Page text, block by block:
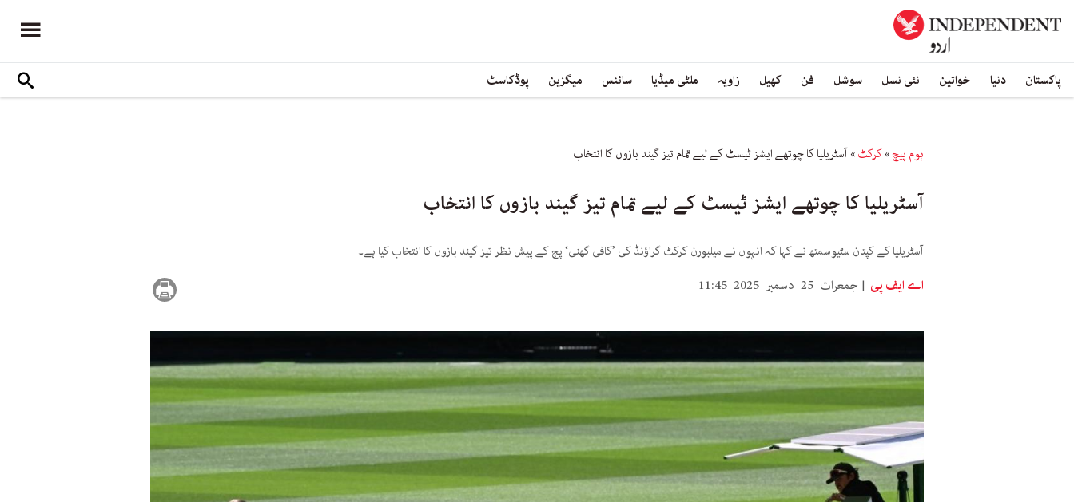
پاکستان دنیا خواتین نئی نسل سوشل فن کھیل زاویہ ملٹی میڈیا سائنس میگزین پوڈکاسٹ
ہوم پیچ»کرکٹ»آسٹریلیا کا چوتھے ایشز ٹیسٹ کے لیے تمام تیز گیند بازوں کا انتخاب
آسٹریلیا کا چوتھے ایشز ٹیسٹ کے لیے تمام تیز گیند بازوں کا انتخاب
آسٹریلیا کے کپتان سٹیوسمتھ نے کہا کہ انہوں نے میلبورن کرکٹ گراؤنڈ کی ’کافی گھنی‘ پچ کے پیش نظر تیز گیند بازوں کا انتخاب کیا ہے۔
اے ایف پی جمعرات 25 دسمبر 2025 11:45